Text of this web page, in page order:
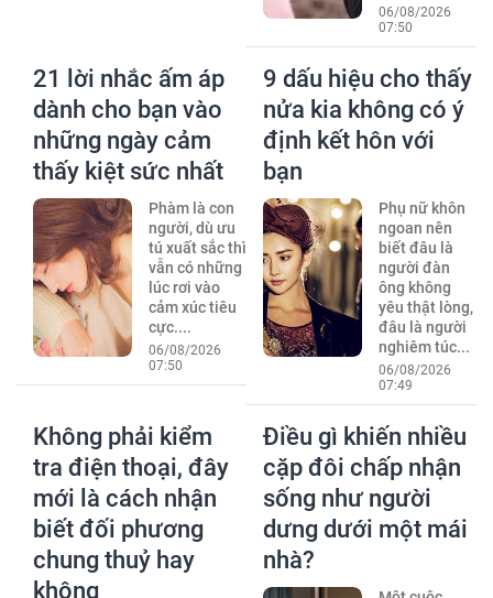
06/08/2026
07:50
21 lời nhắc ấm áp
dành cho bạn vào
những ngày cảm
thấy kiệt sức nhất
Phàm là con
người, dù ưu
tú xuất sắc thì
vẫn có những
lúc rơi vào
cảm xúc tiêu
cực....
06/08/2026
07:50
9 dấu hiệu cho thấy
nửa kia không có ý
định kết hôn với
bạn
Phụ nữ khôn
ngoan nên
biết đâu là
người đàn
ông không
yêu thật lòng,
đâu là người
nghiêm túc...
06/08/2026
07:49
Không phải kiểm
tra điện thoại, đây
mới là cách nhận
biết đối phương
chung thuỷ hay
không
Điều gì khiến nhiều
cặp đôi chấp nhận
sống như người
dưng dưới một mái
nhà?